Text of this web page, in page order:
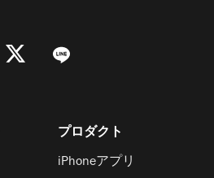
プロダクト
iPhoneアプリ